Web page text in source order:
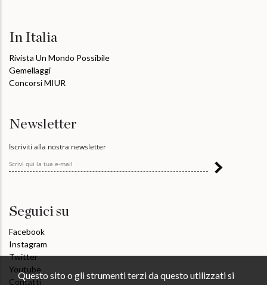
In Italia
Rivista Un Mondo Possibile
Gemellaggi
Concorsi MIUR
Newsletter
Iscriviti alla nostra newsletter
Seguici su
Facebook
Instagram
Twitter
Youtube
Contatti
Questo sito o gli strumenti terzi da questo utilizzati si